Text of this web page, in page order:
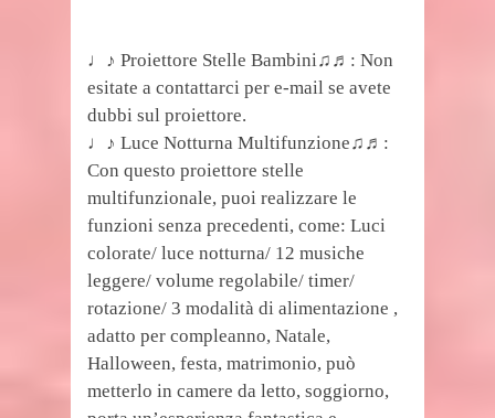
♩♪ Proiettore Stelle Bambini♫♬: Non
esitate a contattarci per e-mail se avete
dubbi sul proiettore.
♩♪ Luce Notturna Multifunzione♫♬:
Con questo proiettore stelle
multifunzionale, puoi realizzare le
funzioni senza precedenti, come: Luci
colorate/ luce notturna/ 12 musiche
leggere/ volume regolabile/ timer/
rotazione/ 3 modalità di alimentazione ,
adatto per compleanno, Natale,
Halloween, festa, matrimonio, può
metterlo in camere da letto, soggiorno,